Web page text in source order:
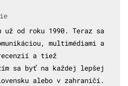
už od roku 1990. Teraz sa
multimédiami a
a tiež
sa byť na každej lepšej
alebo v zahraničí.